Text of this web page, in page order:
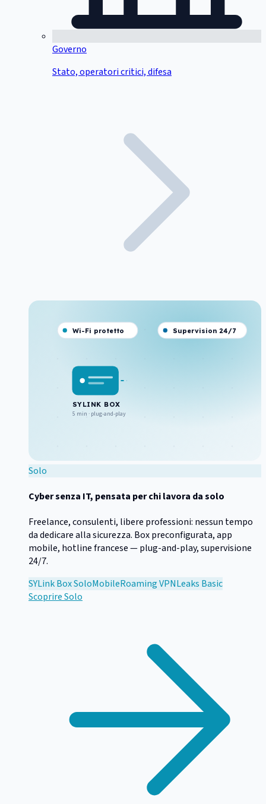
Governo
Stato, operatori critici, difesa
SYLINK BOX
5 min · plug-and-play
Wi-Fi protetto Supervision 24/7
Solo
Cyber senza IT, pensata per chi lavora da solo
Freelance, consulenti, libere professioni: nessun tempo
da dedicare alla sicurezza. Box preconfigurata, app
mobile, hotline francese — plug-and-play, supervisione
24/7.
SYLink Box SoloMobileRoaming VPNLeaks Basic
ScoprireSolo